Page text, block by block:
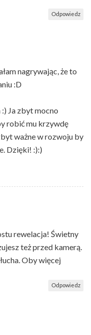
Odpowiedz
nagrywając, że to
:D
:) Ja zbyt mocno
robić mu krzywdę
ważne w rozwoju by
Dzięki! :):)
rewelacja! Świetny
też przed kamerą.
Oby więcej
Odpowiedz